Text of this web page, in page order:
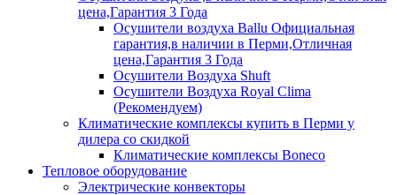
цена,Гарантия 3 Года
Осушители воздуха Ballu Официальная
гарантия,в наличии в Перми,Отличная
цена,Гарантия 3 Года
Осушители Воздуха Shuft
Осушители Воздуха Royal Clima
(Рекомендуем)
Климатические комплексы купить в Перми у
дилера со скидкой
Климатические комплексы Boneсo
Тепловое оборудование
Электрические конвекторы